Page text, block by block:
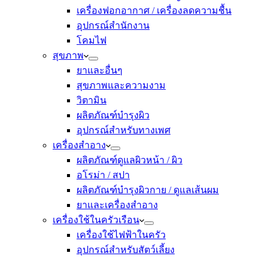
เครื่องฟอกอากาศ / เครื่องลดความชื้น
อุปกรณ์สำนักงาน
โคมไฟ
สุขภาพ
ยาและอื่นๆ
สุขภาพและความงาม
วิตามิน
ผลิตภัณฑ์บำรุงผิว
อุปกรณ์สำหรับทางเพศ
เครื่องสำอาง
ผลิตภัณฑ์ดูแลผิวหน้า / ผิว
อโรม่า / สปา
ผลิตภัณฑ์บำรุงผิวกาย / ดูแลเส้นผม
ยาและเครื่องสำอาง
เครื่องใช้ในครัวเรือน
เครื่องใช้ไฟฟ้าในครัว
อุปกรณ์สำหรับสัตว์เลี้ยง